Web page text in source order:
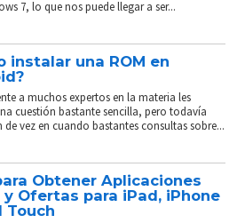
7, lo que nos puede llegar a ser...
instalar una ROM en
a muchos expertos en la materia les
cuestión bastante sencilla, pero todavía
de vez en cuando bastantes consultas sobre...
Obtener Aplicaciones
y Ofertas para iPad, iPhone
Touch